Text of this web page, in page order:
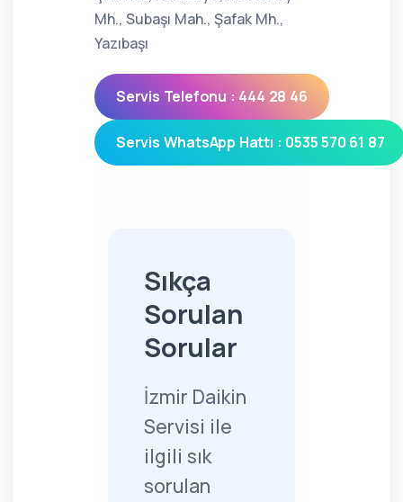
Mh., Subaşı Mah., Şafak Mh.,
Yazıbaşı
Servis Telefonu : 444 28 46
Servis WhatsApp Hattı : 0535 570 61 87
Sıkça
Sorulan
Sorular
İzmir Daikin
Servisi ile
ilgili sık
sorulan